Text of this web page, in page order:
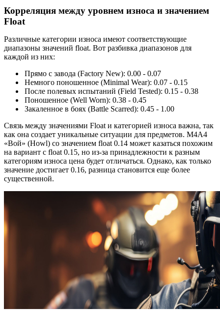
Корреляция между уровнем износа и значением
Float
Различные категории износа имеют соответствующие
диапазоны значений float. Вот разбивка диапазонов для
каждой из них:
Прямо с завода (Factory New): 0.00 - 0.07
Немного поношенное (Minimal Wear): 0.07 - 0.15
После полевых испытаний (Field Tested): 0.15 - 0.38
Поношенное (Well Worn): 0.38 - 0.45
Закаленное в боях (Battle Scarred): 0.45 - 1.00
Связь между значениями Float и категорией износа важна, так
как она создает уникальные ситуации для предметов. M4A4
«Вой» (Howl) со значением float 0.14 может казаться похожим
на вариант с float 0.15, но из-за принадлежности к разным
категориям износа цена будет отличаться. Однако, как только
значение достигает 0.16, разница становится еще более
существенной.